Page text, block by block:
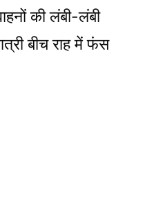
की लंबी-लंबी
बीच राह में फंस